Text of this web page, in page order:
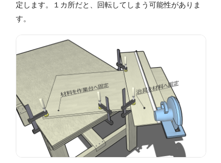
定します。１カ所だと、回転してしまう可能性がありま
す。